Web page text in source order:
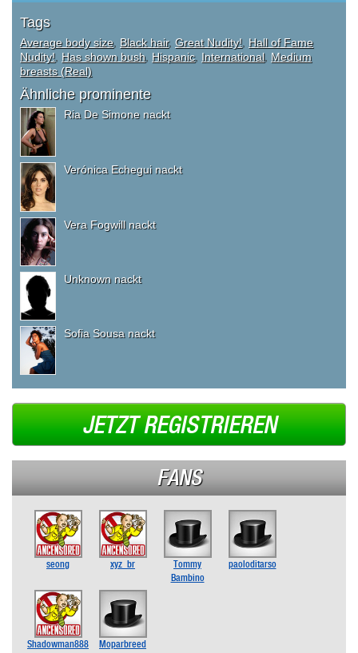
Tags
Average body size, Black hair, Great Nudity!, Hall of Fame
Nudity!, Has shown bush, Hispanic, International, Medium
breasts (Real)
Ähnliche prominente
Ria De Simone nackt
Verónica Echegui nackt
Vera Fogwill nackt
Unknown nackt
Sofia Sousa nackt
JETZT REGISTRIEREN
FANS
seong xyz_br
Tommy
Bambino
paoloditarso
Shadowman888 Moparbreed